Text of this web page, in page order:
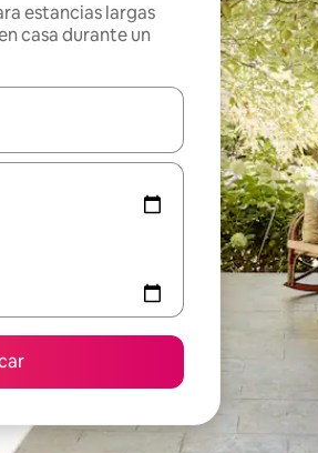
estancias largas
casa durante un
disponibles, podrás navegar usando las